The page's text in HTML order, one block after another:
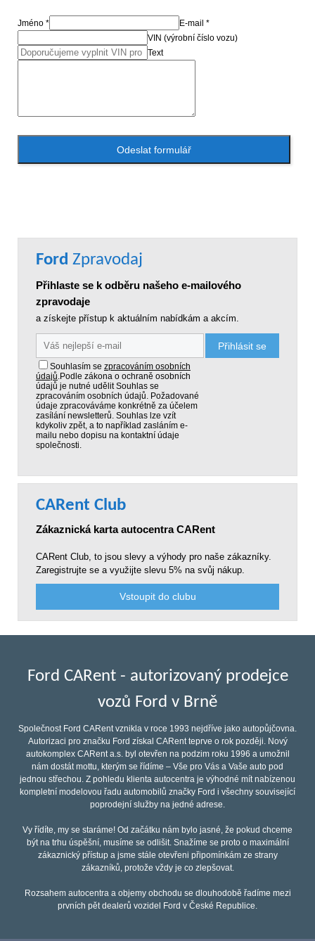
Jméno *
E-mail *
VIN (výrobní číslo vozu)
Text
Odeslat formulář
Ford Zpravodaj
Přihlaste se k odběru našeho e-mailového
zpravodaje
a získejte přístup k aktuálním nabídkám a akcím.
Přihlásit se
Souhlasím se zpracováním osobních
údajů.Podle zákona o ochraně osobních
údajů je nutné udělit Souhlas se
zpracováním osobních údajů. Požadované
údaje zpracováváme konkrétně za účelem
zasílání newsletterů. Souhlas lze vzít
kdykoliv zpět, a to například zasláním e-
mailu nebo dopisu na kontaktní údaje
společnosti.
CARent Club
Zákaznická karta autocentra CARent
CARent Club, to jsou slevy a výhody pro naše zákazníky.
Zaregistrujte se a využijte slevu 5% na svůj nákup.
Vstoupit do clubu
Ford CARent - autorizovaný prodejce
vozů Ford v Brně
Společnost Ford CARent vznikla v roce 1993 nejdříve jako autopůjčovna.
Autorizaci pro značku Ford získal CARent teprve o rok později. Nový
autokomplex CARent a.s. byl otevřen na podzim roku 1996 a umožnil
nám dostát mottu, kterým se řídíme – Vše pro Vás a Vaše auto pod
jednou střechou. Z pohledu klienta autocentra je výhodné mít nabízenou
kompletní modelovou řadu automobilů značky Ford i všechny související
poprodejní služby na jedné adrese.
Vy řídíte, my se staráme! Od začátku nám bylo jasné, že pokud chceme
být na trhu úspěšní, musíme se odlišit. Snažíme se proto o maximální
zákaznický přístup a jsme stále otevřeni připomínkám ze strany
zákazníků, protože vždy je co zlepšovat.
Rozsahem autocentra a objemy obchodu se dlouhodobě řadíme mezi
prvních pět dealerů vozidel Ford v České Republice.